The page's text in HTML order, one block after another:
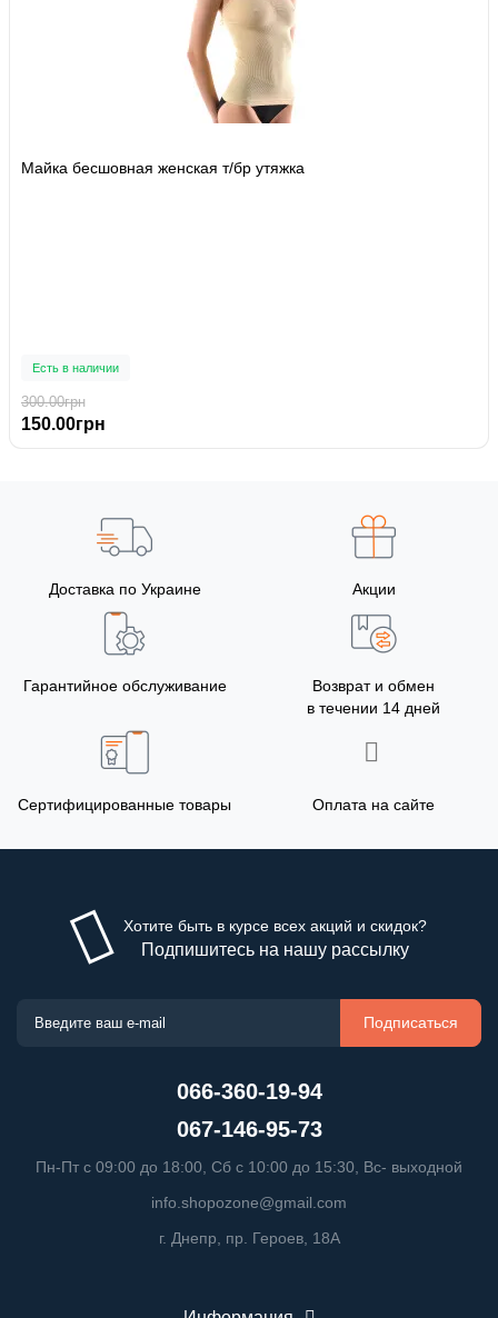
Майка бесшовная женская т/бр утяжка
Есть в наличии
300.00грн
150.00грн
Доставка по Украине Акции
Гарантийное обслуживание
Возврат и обмен
в течении 14 дней
Сертифицированные товары Оплата на сайте
Хотите быть в курсе всех акций и скидок?
Подпишитесь на нашу рассылку
Подписаться
066-360-19-94
067-146-95-73
Пн-Пт с 09:00 до 18:00, Сб с 10:00 до 15:30, Вс- выходной
info.shopozone@gmail.com
г. Днепр, пр. Героев, 18А